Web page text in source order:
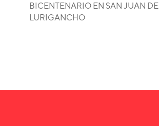
BICENTENARIO EN SAN JUAN DE
LURIGANCHO